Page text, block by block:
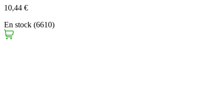
10,44 €
En stock (6610)